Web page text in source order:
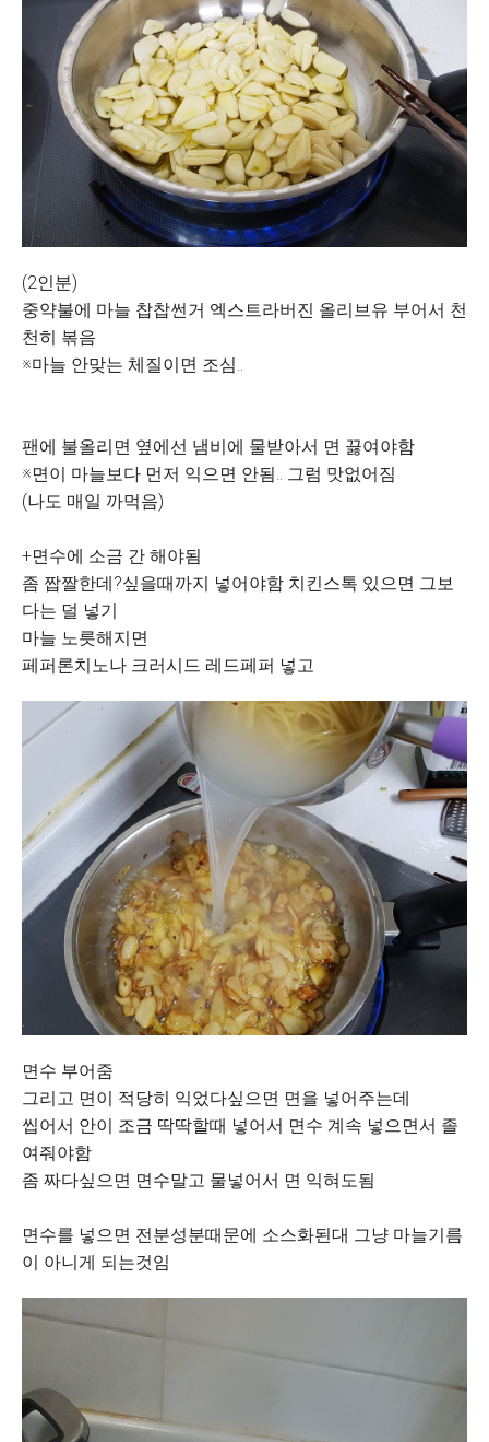
(2인분)
중약불에 마늘 찹찹썬거 엑스트라버진 올리브유 부어서 천
천히 볶음
※마늘 안맞는 체질이면 조심..
팬에 불올리면 옆에선 냄비에 물받아서 면 끓여야함
※면이 마늘보다 먼저 익으면 안됨.. 그럼 맛없어짐
(나도 매일 까먹음)
+면수에 소금 간 해야됨
좀 짭짤한데?싶을때까지 넣어야함 치킨스톡 있으면 그보
다는 덜 넣기
마늘 노릇해지면
페퍼론치노나 크러시드 레드페퍼 넣고
면수 부어줌
그리고 면이 적당히 익었다싶으면 면을 넣어주는데
씹어서 안이 조금 딱딱할때 넣어서 면수 계속 넣으면서 졸
여줘야함
좀 짜다싶으면 면수말고 물넣어서 면 익혀도됨
면수를 넣으면 전분성분때문에 소스화된대 그냥 마늘기름
이 아니게 되는것임